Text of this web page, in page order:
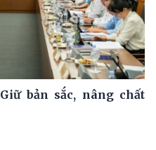
bản sắc, nâng chất